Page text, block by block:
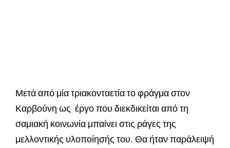
Μετά από μία τριακονταετία το φράγμα στον
Καρβούνη ως έργο που διεκδικείται από τη
σαμιακή κοινωνία μπαίνει στις ράγες της
μελλοντικής υλοποίησής του. Θα ήταν παράλειψή